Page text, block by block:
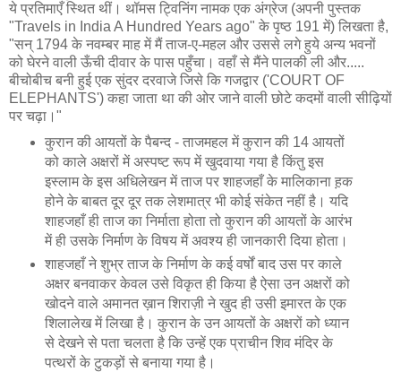
ये प्रतिमाएँ स्थित थीं। थॉमस ट्विनिंग नामक एक अंग्रेज (अपनी पुस्तक
"Travels in India A Hundred Years ago" के पृष्ठ 191 में) लिखता है,
"सन् 1794 के नवम्बर माह में मैं ताज-ए-महल और उससे लगे हुये अन्य भवनों
को घेरने वाली ऊँची दीवार के पास पहुँचा। वहाँ से मैंने पालकी ली और.....
बीचोबीच बनी हुई एक सुंदर दरवाजे जिसे कि गजद्वार ('COURT OF
ELEPHANTS') कहा जाता था की ओर जाने वाली छोटे कदमों वाली सीढ़ियों
पर चढ़ा।"
कुरान की आयतों के पैबन्द - ताजमहल में कुरान की 14 आयतों
को काले अक्षरों में अस्पष्ट रूप में खुदवाया गया है किंतु इस
इस्लाम के इस अधिलेखन में ताज पर शाहजहाँ के मालिकाना ह़क
होने के बाबत दूर दूर तक लेशमात्र भी कोई संकेत नहीं है। यदि
शाहजहाँ ही ताज का निर्माता होता तो कुरान की आयतों के आरंभ
में ही उसके निर्माण के विषय में अवश्य ही जानकारी दिया होता।
शाहजहाँ ने शुभ्र ताज के निर्माण के कई वर्षों बाद उस पर काले
अक्षर बनवाकर केवल उसे विकृत ही किया है ऐसा उन अक्षरों को
खोदने वाले अमानत ख़ान शिराज़ी ने खुद ही उसी इमारत के एक
शिलालेख में लिखा है। कुरान के उन आयतों के अक्षरों को ध्यान
से देखने से पता चलता है कि उन्हें एक प्राचीन शिव मंदिर के
पत्थरों के टुकड़ों से बनाया गया है।